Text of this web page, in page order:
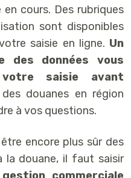
en cours. Des rubriques
sont disponibles
saisie en ligne. Un
des données vous
saisie avant
douanes en région
à vos questions.
encore plus sûr des
la douane, il faut saisir
commerciale